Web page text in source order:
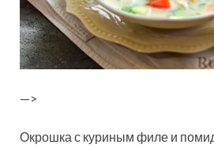
—>
Окрошка с куриным филе и